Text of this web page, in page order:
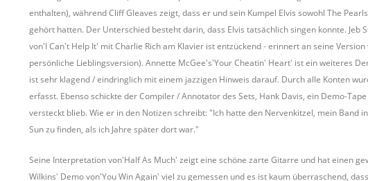
enthalten), während Cliff Gleaves zeigt, dass er und sein Kumpel Elvis sowohl The
gehört hatten. Der Unterschied besteht darin, dass Elvis tatsächlich singen konnte. Jeb
von'I Can't Help It' mit Charlie Rich am Klavier ist entzückend - erinnert an seine Version
persönliche Lieblingsversion). Annette McGee's'Your Cheatin' Heart' ist ein weiteres
ist sehr klagend / eindringlich mit einem jazzigen Hinweis darauf. Durch alle Konten
erfasst. Ebenso schickte der Compiler / Annotator des Sets, Hank Davis, ein Demo-
versteckt blieb. Wie er in den Notizen schreibt: "Ich hatte den Nervenkitzel, mein Band
Sun zu finden, als ich Jahre später dort war."
Seine Interpretation von'Half As Much' zeigt eine schöne zarte Gitarre und hat einen
Wilkins' Demo von'You Win Again' viel zu gemessen und es ist kaum überraschend,